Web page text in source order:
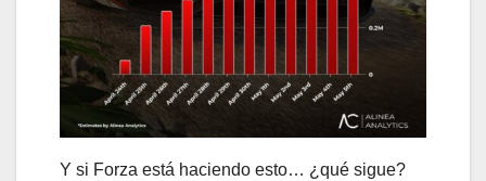
Y si Forza está haciendo esto… ¿qué sigue?